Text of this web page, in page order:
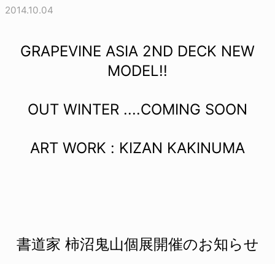
2014.10.04
GRAPEVINE ASIA 2ND DECK NEW
MODEL!!
OUT WINTER ....COMING SOON
ART WORK : KIZAN KAKINUMA
書道家 柿沼鬼山個展開催のお知らせ